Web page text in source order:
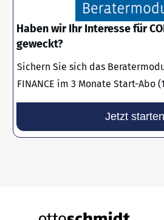
Haben wir Ihr Interesse für
geweckt?
Sichern Sie sich das Beratermodul
FINANCE im 3 Monate Start-Abo
Jetzt